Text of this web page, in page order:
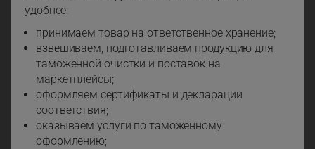
удобнее:
принимаем товар на ответственное хранение;
взвешиваем, подготавливаем продукцию для
таможенной очистки и поставок на
маркетплейсы;
оформляем сертификаты и декларации
соответствия;
оказываем услуги по таможенному
оформлению;